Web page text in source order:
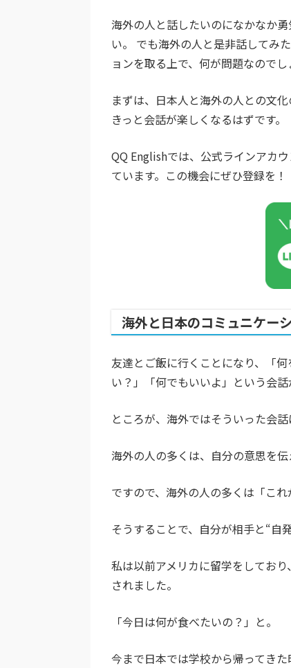
海外の人と話したいのになかなか
い。 でも海外の人と是非話してみ
ョンを取る上で、何が問題なのでし
まずは、日本人と海外の人との文
きっと会話が楽しくなるはずです。
QQ Englishでは、公式ラインアカ
ています。この機会にぜひ登録を！
海外と日本のコミュニケー
友達とご飯に行くことになり、「
い？」「何でもいいよ」という会話
ところが、海外ではそういった会話
海外の人の多くは、自分の意思を伝
ですので、海外の人の多くは「こ
そうすることで、自分が相手と“自
私は以前アメリカに留学をしてお
されました。
「今日は何が食べたいの？」と。
今まで日本では学校から帰ってき